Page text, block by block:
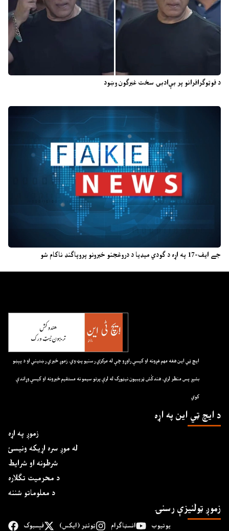
د فوټوګرافرانو پر بې‌ادبۍ سخت غبرګون وښود
جے ایف-17 په اړه د ګودي میډیا د دروغجنو خبرونو پروپاګنډ ناکام شو
ايچ ټي اين هغه مهم غږونه او کيسې راوړو چې له مرکزي رسنيو پټ وي. زموږ خبري رښتيني او د پېښو
بشپړ پس منظر لري. هندکُش ټريبيون نيټورک له لرې پرتو سيمو نه مستقيم خبرونه او کيسې وړاندې
کوي
د ايچ ټي اين په اړه
زموږ په اړه
له موږ سره اړیکه ونیسئ
شرطونه او شرایط
د محرمیت تګلاره
د معلوماتو شننه
زموږ ټولنیزې رسنۍ
فېسبوک ټوئټر (ایکس) انسټاګرام یوتیوب